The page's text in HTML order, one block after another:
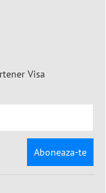
Aboneaza-te